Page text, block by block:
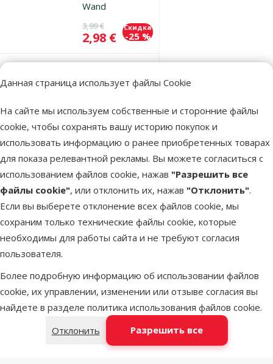
Данная страница использует файлы Cookie
На сайте мы используем собственные и сторонние файлы
cookie, чтобы сохранять вашу историю покупок и
использовать информацию о ранее приобретенных товарах
для показа релевантной рекламы. Вы можете согласиться с
использованием файлов cookie, нажав "Разрешить все
файлы cookie", или отклонить их, нажав "Отклонить".
Если вы выберете отклонение всех файлов cookie, мы
сохраним только технические файлы cookie, которые
необходимы для работы сайта и не требуют согласия
пользователя.
Более подробную информацию об использовании файлов
cookie, их управлении, изменении или отзыве согласия вы
найдете в разделе политика использования файлов cookie.
Отклонить
Разрешить все
Wand
Исходная цена
3,99 €
Цена
2,98 €
Скидка
-25 %
В корзину
Игрушка для
кошек – AFP
Modern Cat
Magic Wing
Wand
Оценка 0%
Исходная цена
3,99 €
Цена
2,98 €
Скидка
-25 %
В наличии В корзину
Игрушка для
кошек –
Оценка 0%